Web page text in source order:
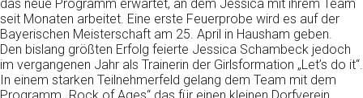
das neue Programm erwartet, an dem Jessica mit ihrem Team
seit Monaten arbeitet. Eine erste Feuerprobe wird es auf der
Bayerischen Meisterschaft am 25. April in Hausham geben.
Den bislang größten Erfolg feierte Jessica Schambeck jedoch
im vergangenen Jahr als Trainerin der Girlsformation „Let’s do it“.
In einem starken Teilnehmerfeld gelang dem Team mit dem